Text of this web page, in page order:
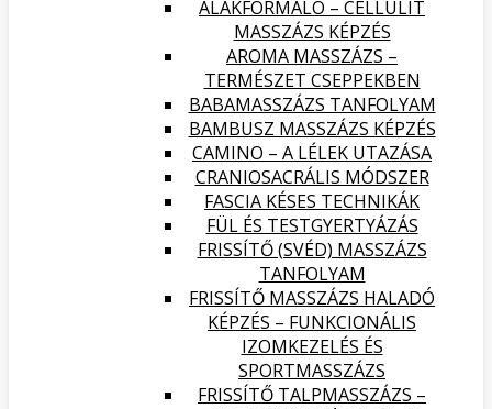
ALAKFORMÁLÓ – CELLULIT
MASSZÁZS KÉPZÉS
AROMA MASSZÁZS –
TERMÉSZET CSEPPEKBEN
BABAMASSZÁZS TANFOLYAM
BAMBUSZ MASSZÁZS KÉPZÉS
CAMINO – A LÉLEK UTAZÁSA
CRANIOSACRÁLIS MÓDSZER
FASCIA KÉSES TECHNIKÁK
FÜL ÉS TESTGYERTYÁZÁS
FRISSÍTŐ (SVÉD) MASSZÁZS
TANFOLYAM
FRISSÍTŐ MASSZÁZS HALADÓ
KÉPZÉS – FUNKCIONÁLIS
IZOMKEZELÉS ÉS
SPORTMASSZÁZS
FRISSÍTŐ TALPMASSZÁZS –